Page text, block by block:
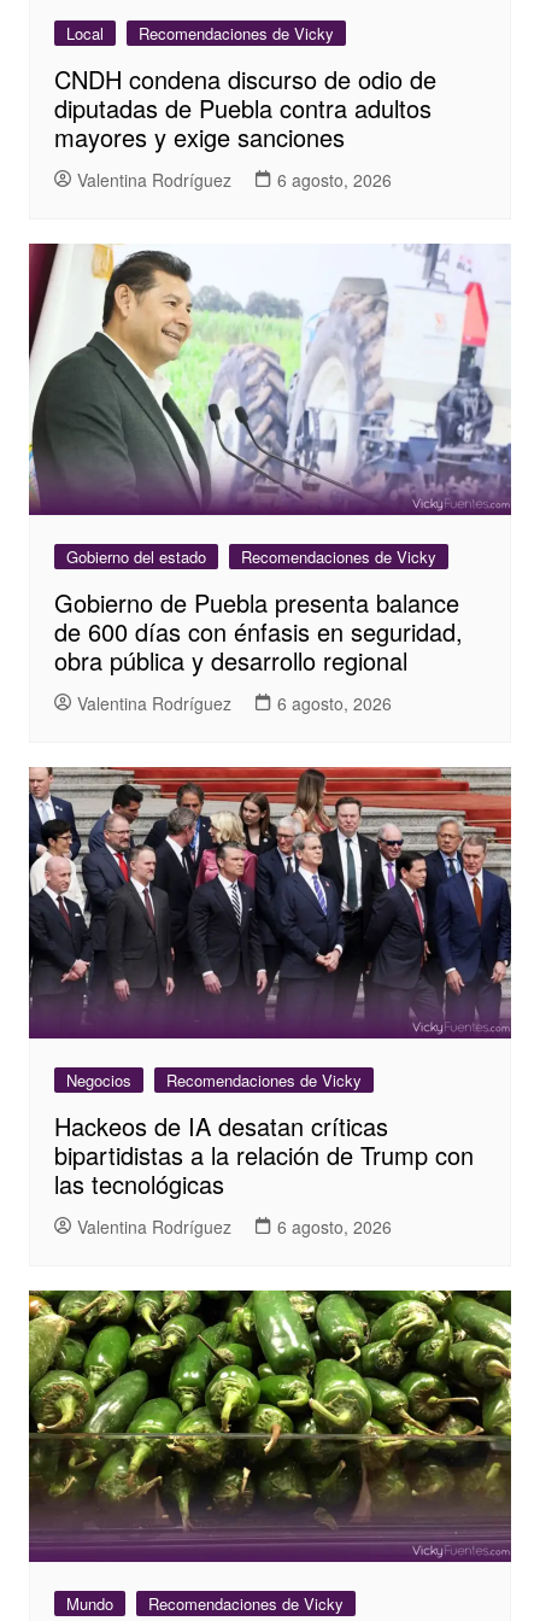
Local Recomendaciones de Vicky
CNDH condena discurso de odio de
diputadas de Puebla contra adultos
mayores y exige sanciones
Valentina Rodríguez 6 agosto, 2026
Gobierno del estado Recomendaciones de Vicky
Gobierno de Puebla presenta balance
de 600 días con énfasis en seguridad,
obra pública y desarrollo regional
Valentina Rodríguez 6 agosto, 2026
Negocios Recomendaciones de Vicky
Hackeos de IA desatan críticas
bipartidistas a la relación de Trump con
las tecnológicas
Valentina Rodríguez 6 agosto, 2026
Mundo Recomendaciones de Vicky